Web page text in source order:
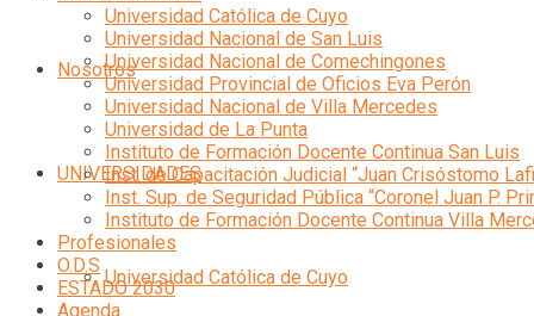
Nosotros
UNIVERSIDADES
Universidad Católica de Cuyo
Universidad Católica de Cuyo
Universidad Nacional de San Luis
Universidad Nacional de Comechingones
Universidad Provincial de Oficios Eva Perón
Universidad Nacional de Villa Mercedes
Universidad de La Punta
Instituto de Formación Docente Continua San Luis
Inst. de Capacitación Judicial “Juan Crisóstomo
Inst. Sup. de Seguridad Pública “Coronel Juan P.
Instituto de Formación Docente Continua Villa
Profesionales
O.D.S
ESTADO 2030
Agenda